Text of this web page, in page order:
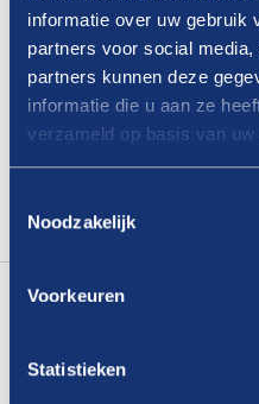
informatie over uw gebruik
partners voor social
partners kunnen deze
informatie die u aan ze
verzameld op basis van
Noodzakelijk
Voorkeuren
Statistieken
Lekker shopconcept
Columns van onze
scherpe blik op
ketenregeling en de
Veel leesplezier! Nog
Abonneer hier
Lees